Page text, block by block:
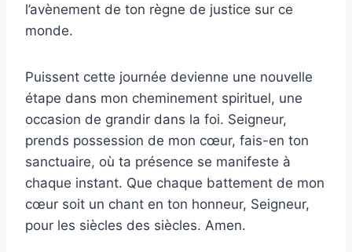
l’avènement de ton règne de justice sur ce
monde.
Puissent cette journée devienne une nouvelle
étape dans mon cheminement spirituel, une
occasion de grandir dans la foi. Seigneur,
prends possession de mon cœur, fais-en ton
sanctuaire, où ta présence se manifeste à
chaque instant. Que chaque battement de mon
cœur soit un chant en ton honneur, Seigneur,
pour les siècles des siècles. Amen.